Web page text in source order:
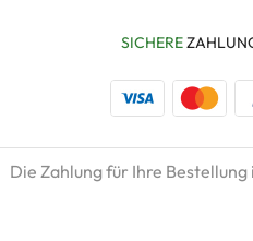
SICHERE
Die Zahlung für Ihre Bestellung